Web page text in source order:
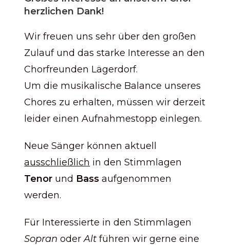
herzlichen Dank!
Wir freuen uns sehr über den großen
Zulauf und das starke Interesse an den
Chorfreunden Lägerdorf.
Um die musikalische Balance unseres
Chores zu erhalten, müssen wir derzeit
leider einen Aufnahmestopp einlegen.
Neue Sänger können aktuell
ausschließlich in den Stimmlagen
Tenor und Bass aufgenommen
werden.
Für Interessierte in den Stimmlagen
Sopran oderAlt führen wir gerne eine